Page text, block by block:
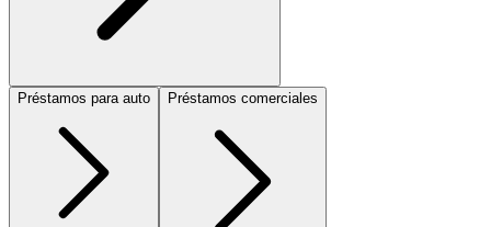
Préstamos para auto Préstamos comerciales